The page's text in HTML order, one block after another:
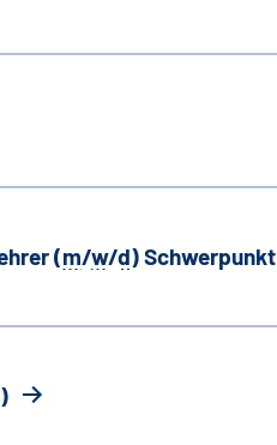
(m/w/d) Schwerpunkt
)